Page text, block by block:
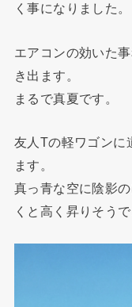
く事になりました。
エアコンの効いた
き出ます。
まるで真夏です。
友人Tの軽ワゴンに
ます。
真っ青な空に陰影
くと高く昇りそう